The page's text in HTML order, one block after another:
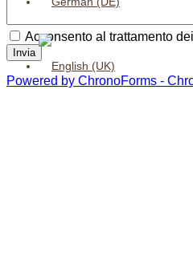
Acconsento al trattamento
Powered by ChronoForms -